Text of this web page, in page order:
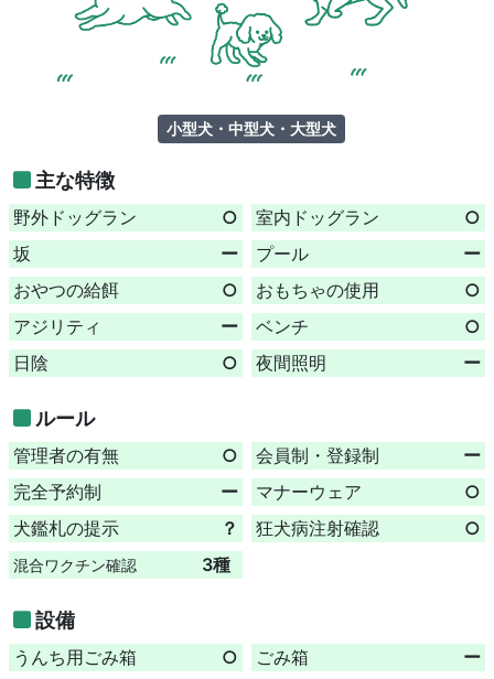
小型犬・中型犬・大型犬
主な特徴
野外ドッグラン ○ 室内ドッグラン
○
坂
ー プール
ー
おやつの給餌
○ おもちゃの使用
○
アジリティ
ー ベンチ
○
日陰
○ 夜間照明 ー
ルール
管理者の有無 ○ 会員制・登録制
ー
完全予約制
ー マナーウェア
○
犬鑑札の提示
？ 狂犬病注射確認 ○
混合ワクチン確認 3種
設備
うんち用ごみ箱 ○ ごみ箱
ー